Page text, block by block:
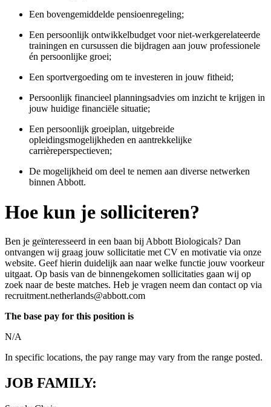
Een bovengemiddelde pensioenregeling;
Een persoonlijk ontwikkelbudget voorniet‑werkgerelateerde
trainingen en cursussen die bijdragen aan jouw professionele
én persoonlijke groei;
Een sportvergoeding om te investeren in jouw fitheid;
Persoonlijk financieel planningsadvies om inzicht te krijgen in
jouw huidige financiële situatie;
Een persoonlijk groeiplan, uitgebreide
opleidingsmogelijkheden en aantrekkelijke
carrièreperspectieven;
De mogelijkheid om deel te nemen aan diverse netwerken
binnen Abbott.
Hoe kun je solliciteren?
Ben je geïnteresseerd in een baan bij Abbott Biologicals? Dan
ontvangen wij graag jouw sollicitatie met CV en motivatie via onze
website. Geef hierin duidelijk aan naar welke functie jouw voorkeur
uitgaat. Op basis van de binnengekomen sollicitaties gaan wij op
zoek naar de beste matches. Heb je vragen neem dan contact op via
recruitment.netherlands@abbott.com
The base pay for this position is
N/A
In specific locations, the pay range may vary from the range posted.
JOB FAMILY: